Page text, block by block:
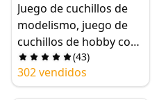
Juego de cuchillos de
modelismo, juego de
cuchillos de hobby con
cuchillas, cuchillo de
manualidades de
precisión, juego de
(43)
302 vendidos